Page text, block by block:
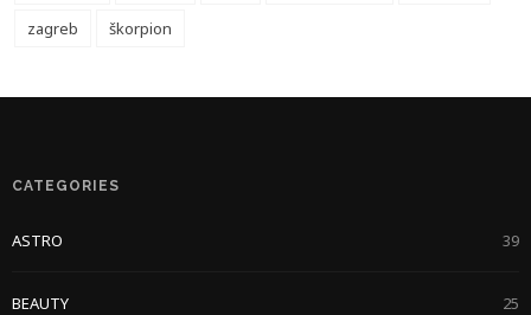
zagreb
škorpion
CATEGORIES
ASTRO 39
BEAUTY 25